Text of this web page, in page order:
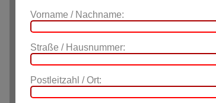
Vorname / Nachname:
Straße / Hausnummer:
Postleitzahl / Ort: